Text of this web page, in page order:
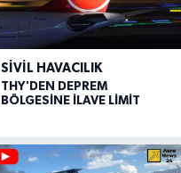
SIVIL HAVACILIK
THY'DEN DEPREM
BÖLGESİNE İLAVE LİMİT